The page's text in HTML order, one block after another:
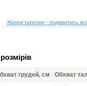
Жіночі тапочки - подивитись
грудей, см Обхват